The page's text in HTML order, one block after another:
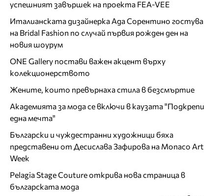
успешният завършек на проекта FEA-VEE
Италианската дизайнерка Ада Сорентино гостува
на Bridal Fashion по случай първия рожден ден на
новия шоурум
ONE Gallery постави важен акцент върху
колекционерството
Жените, които превърнаха стила в безсмъртие
Академията за мода се включи в каузата "Подкрепи
една мечта"
Български и чуждестранни художници бяха
представени от Десислава Зафирова на Monaco Art
Week
Pelagia Stage Couture открива нова страница в
българската мода